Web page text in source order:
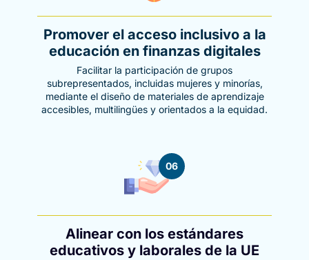
Promover el acceso inclusivo a la
educación en finanzas digitales
Facilitar la participación de grupos
subrepresentados, incluidas mujeres y minorías,
mediante el diseño de materiales de aprendizaje
accesibles, multilingües y orientados a la equidad.
06
Alinear con los estándares
educativos y laborales de la UE